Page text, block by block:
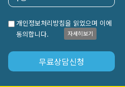
개인정보처리방침을 읽었으며 이에
동의합니다.
자세히보기